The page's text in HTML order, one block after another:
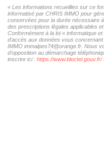
« Les informations recueillies sur ce
informatisé par CHRIS IMMO pour
conservées pour la durée nécessaire
des prescriptions légales applicables
Conformément à la loi « informatique
d'accès aux données vous
IMMO immalpes74@orange.fr. Nous
d'opposition au démarchage
inscrire ici : https://www.bloctel.gouv.fr/